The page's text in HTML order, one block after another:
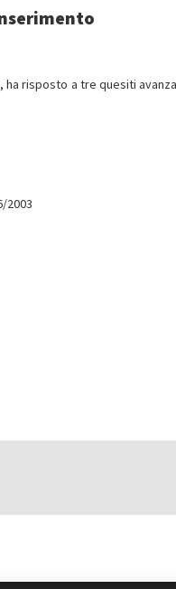
risposto a tre quesiti
2003